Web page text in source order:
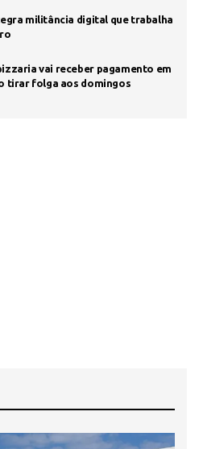
militância digital que trabalha
vai receber pagamento em
tirar folga aos domingos